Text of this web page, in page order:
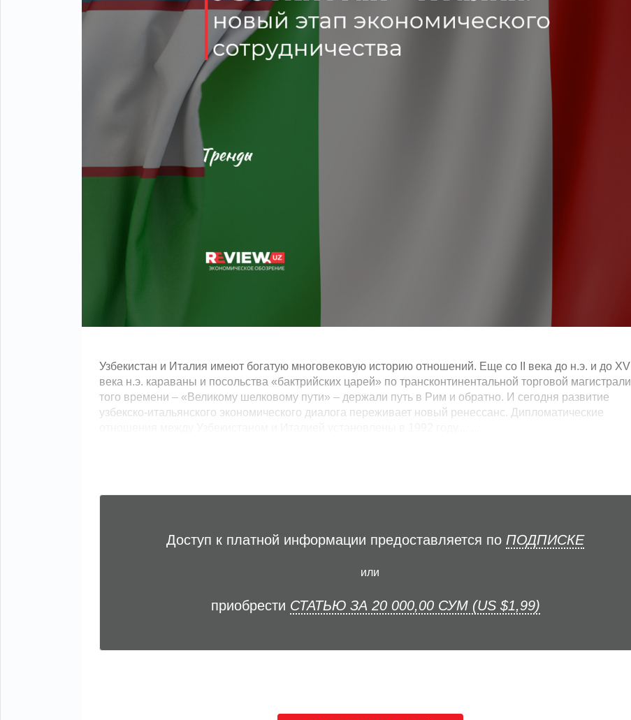
Узбекистан и Италия имеют богатую многовековую историю отношений. Еще со II века до н.э. и до XVI
века н.э. караваны и посольства «бактрийских царей» по трансконтинентальной торговой магистрали
того времени – «Великому шелковому пути» – держали путь в Рим и обратно. И сегодня развитие
узбекско-итальянского экономического диалога переживает новый ренессанс. Дипломатические
Доступ к платной информации предоставляется по ПОДПИСКЕ
или
приобрести СТАТЬЮ ЗА 20 000,00 СУМ (US $1,99)